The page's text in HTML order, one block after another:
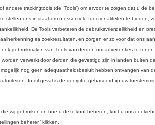
andere trackingtools (de “Tools”) om ervoor te zorgen dat u de
stellen ons in staat om u essentiële functionaliteiten te bieden,
De Tools verbeteren de gebruiksvriendelijkheid en
en zoekresultaten, en zorgen er zo voor dat ons
gebruikmaken van Tools van derden om advertenties te tonen
worden verwerkt door derden die gevestigd zijn in landen buiten
nog geen adequaatheidsbesluit hebben ontvangen van
In dit geval is de doorgifte gebaseerd op uw
wij gebruiken en hoe u deze kunt beheren, kunt u ons
beheren’ klikken.